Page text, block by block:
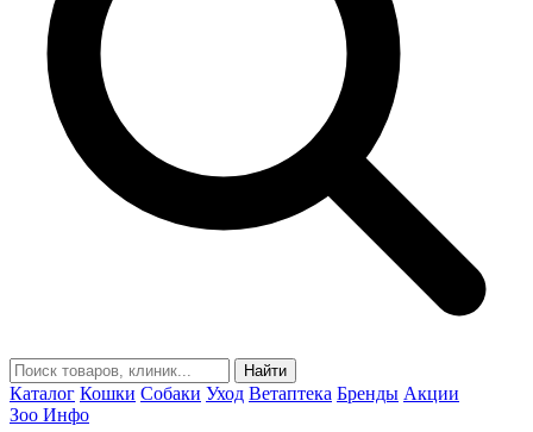
Найти
Каталог Кошки Собаки Уход Ветаптека Бренды Акции
Зоо Инфо